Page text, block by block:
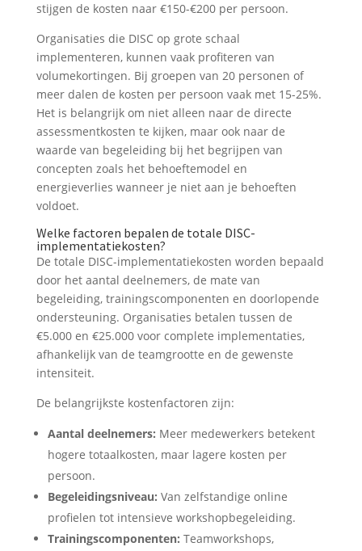
stijgen de kosten naar €150-€200 per persoon.
Organisaties die DISC op grote schaal
implementeren, kunnen vaak profiteren van
volumekortingen. Bij groepen van 20 personen of
meer dalen de kosten per persoon vaak met 15-25%.
Het is belangrijk om niet alleen naar de directe
assessmentkosten te kijken, maar ook naar de
waarde van begeleiding bij het begrijpen van
concepten zoals het behoeftemodel en
energieverlies wanneer je niet aan je behoeften
voldoet.
Welke factoren bepalen de totale DISC-
implementatiekosten?
De totale DISC-implementatiekosten worden bepaald
door het aantal deelnemers, de mate van
begeleiding, trainingscomponenten en doorlopende
ondersteuning. Organisaties betalen tussen de
€5.000 en €25.000 voor complete implementaties,
afhankelijk van de teamgrootte en de gewenste
intensiteit.
De belangrijkste kostenfactoren zijn:
Aantal deelnemers: Meer medewerkers betekent
hogere totaalkosten, maar lagere kosten per
persoon.
Begeleidingsniveau: Van zelfstandige online
profielen tot intensieve workshopbegeleiding.
Trainingscomponenten: Teamworkshops,